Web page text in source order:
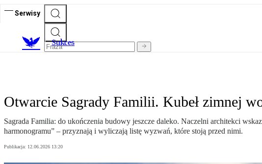
Serwisy
Sukces
Otwarcie Sagrady Familii. Kubeł zimnej
Sagrada Familia: do ukończenia budowy jeszcze daleko. Naczelni architekci
harmonogramu” – przyznają i wyliczają listę wyzwań, które stoją przed nimi.
Publikacja: 12.06.2026 13:20